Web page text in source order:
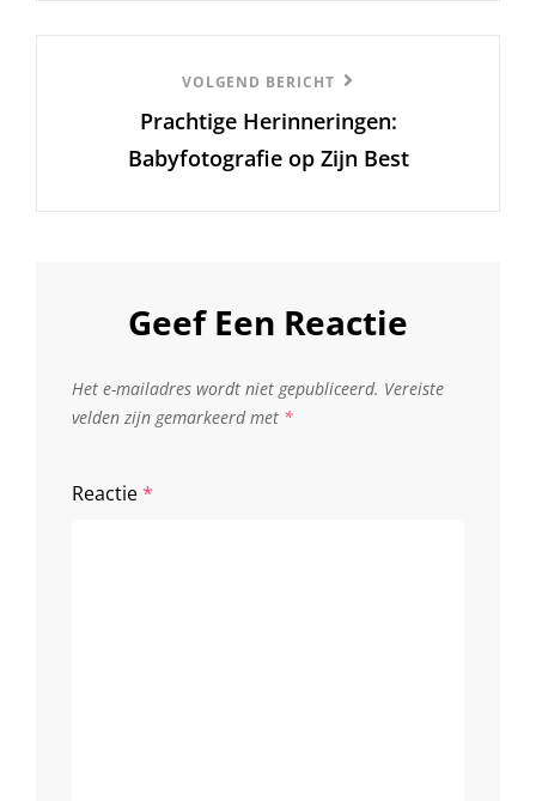
Bericht
VOLGEND BERICHT
Prachtige Herinneringen:
Babyfotografie op Zijn Best
Geef Een Reactie
Het e-mailadres wordt niet gepubliceerd. Vereiste
velden zijn gemarkeerd met *
Reactie*